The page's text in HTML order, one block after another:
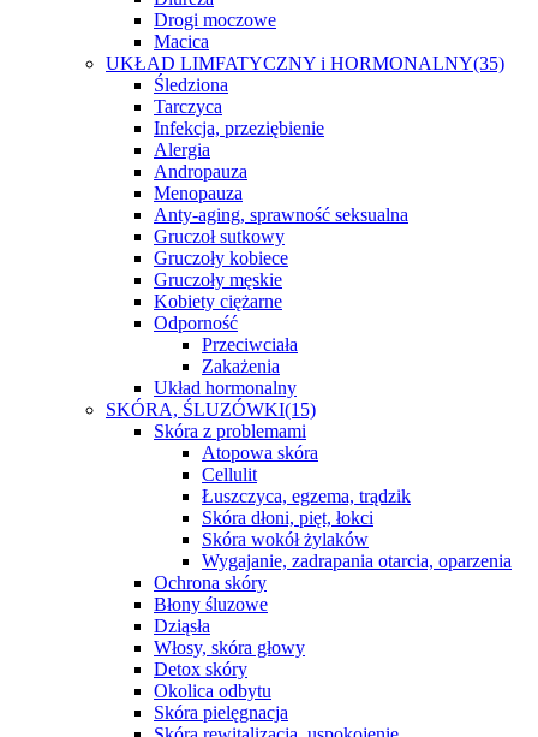
Drogi moczowe
Macica
UKŁAD LIMFATYCZNY i HORMONALNY(35)
Śledziona
Tarczyca
Infekcja, przeziębienie
Alergia
Andropauza
Menopauza
Anty-aging, sprawność seksualna
Gruczoł sutkowy
Gruczoły kobiece
Gruczoły męskie
Kobiety ciężarne
Odporność
Przeciwciała
Zakażenia
Układ hormonalny
SKÓRA, ŚLUZÓWKI(15)
Skóra z problemami
Atopowa skóra
Cellulit
Łuszczyca, egzema, trądzik
Skóra dłoni, pięt, łokci
Skóra wokół żylaków
Wygajanie, zadrapania otarcia, oparzenia
Ochrona skóry
Błony śluzowe
Dziąsła
Włosy, skóra głowy
Detox skóry
Okolica odbytu
Skóra pielęgnacja